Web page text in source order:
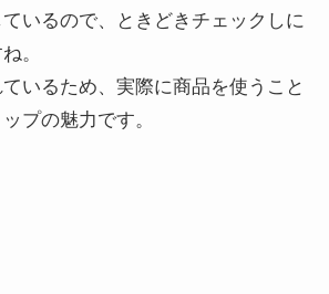
いるので、ときどきチェックしに
。
いるため、実際に商品を使うこと
プの魅力です。